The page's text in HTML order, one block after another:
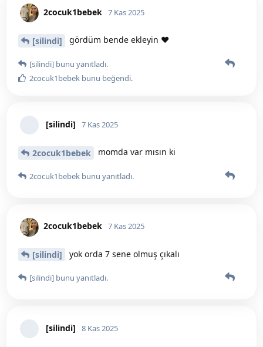
2cocuk1bebek 7 Kas 2025
[silindi] gördüm bende ekleyin ❤️
[silindi] bunu yanıtladı.
2cocuk1bebek bunu beğendi.
[silindi] 7 Kas 2025
2cocuk1bebek momda var mısın ki
2cocuk1bebek bunu yanıtladı.
2cocuk1bebek 7 Kas 2025
[silindi] yok orda 7 sene olmuş çıkalı
[silindi] bunu yanıtladı.
[silindi] 8 Kas 2025